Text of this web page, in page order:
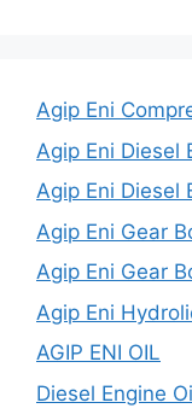
Agip Eni
Agip Eni Diesel
Agip Eni Diesel
Agip Eni Gear
Agip Eni Gear
Agip Eni
AGIP ENI OIL
Diesel Engine